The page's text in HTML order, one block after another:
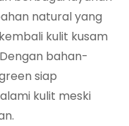
natural yang
kulit kusam
bahan-
siap
kulit meski